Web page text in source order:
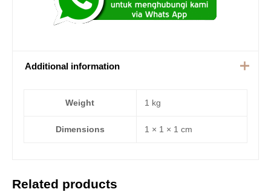
Additional information
Weight 1 kg
Dimensions 1 × 1 × 1 cm
Related products